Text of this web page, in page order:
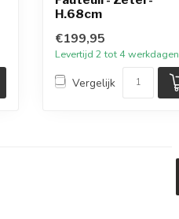
H.68cm
€199,95
Levertijd 2 tot 4 werkdagen
Vergelijk